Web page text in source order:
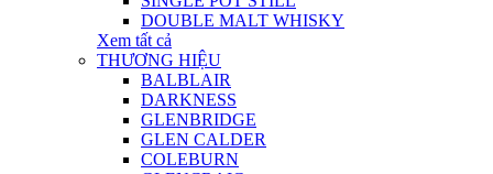
DOUBLE MALT WHISKY
Xem tất cả
THƯƠNG HIỆU
BALBLAIR
DARKNESS
GLENBRIDGE
GLEN CALDER
COLEBURN